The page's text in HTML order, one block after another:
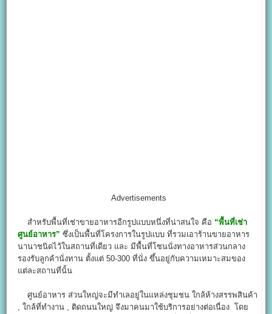
Advertisements
สำหรับพื้นที่เช่าขายอาหารอีกรูปแบบหนึ่งที่น่าสนใจ คือ “พื้นที่เช่า
ศูนย์อาหาร” ซึ่งเป็นพื้นที่โครงการในรูปแบบ ที่รวมเอาร้านขายอาหาร
นานาชนิดไว้ในสถานที่เดียว และ มีพื้นที่โซนนั่งทางอาหารส่วนกลาง
รองรับลูกค้านั่งทาน ตั้งแต่ 50-300 ที่นั่ง ขึ้นอยู่กับความเหมาะสมของ
แต่ละสถานที่นั้น
ศูนย์อาหาร ส่วนใหญ่จะมีทำเลอยู่ในแหล่งชุมชน ใกล้ห้างสรรพสินค้า
, ใกล้ที่ทำงาน , ติดถนนใหญ่ จึงมาคนมาใช้บริการอย่างต่อเนื่อง โดย